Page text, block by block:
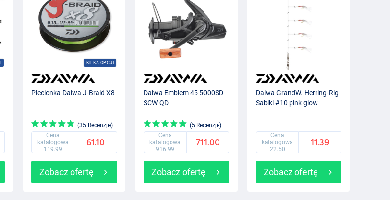
KILKA OPCJI
Plecionka Daiwa J-Braid X8
(35 Recenzje)
Cena
katalogowa
119.99
61.10
Zobacz ofertę
Daiwa Emblem 45 5000SD
SCW QD
(5 Recenzje)
Cena
katalogowa
916.99
711.00
Zobacz ofertę
Daiwa GrandW. Herring-Rig
Sabiki #10 pink glow
Cena
katalogowa
22.50
11.39
Zobacz ofertę